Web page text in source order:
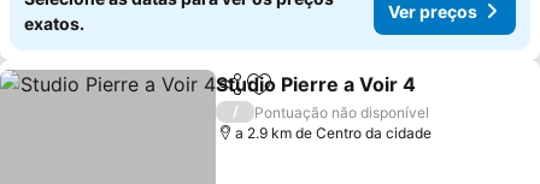
exatos.
Ver preços
PartilharAdicionar aos favoritos
Studio Pierre a Voir 4
/
Pontuação não disponível
a 2.9 km de Centro da cidade